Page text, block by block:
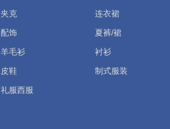
夹克
连衣裙
配饰
夏裤/裙
羊毛衫
衬衫
皮鞋
制式服装
礼服西服